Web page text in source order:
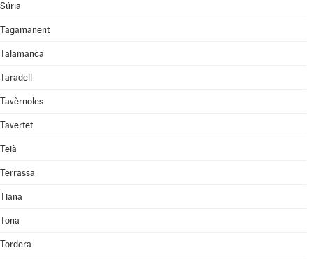
Súria
Tagamanent
Talamanca
Taradell
Tavèrnoles
Tavertet
Teià
Terrassa
Tiana
Tona
Tordera